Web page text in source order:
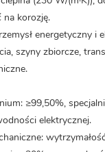
korozję.
energetyczny i
szyny zbiorcze,
≥99,50%,
elektrycznej.